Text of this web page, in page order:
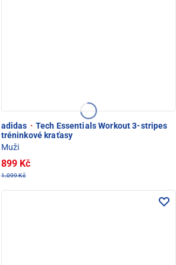
adidas · Tech Essentials Workout 3-stripes
tréninkové kraťasy
Muži
899 Kč
1.099 Kč